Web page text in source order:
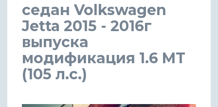
седан Volkswagen
Jetta 2015 - 2016г
выпуска
модификация 1.6 MT
(105 л.с.)